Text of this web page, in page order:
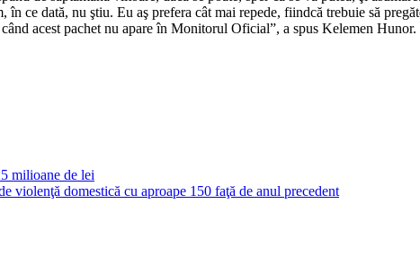
în ce dată, nu ştiu. Eu aş prefera cât mai repede, fiindcă trebuie să
acest pachet nu apare în Monitorul Oficial”, a spus Kelemen Hunor.
milioane de lei
violenţă domestică cu aproape 150 faţă de anul precedent